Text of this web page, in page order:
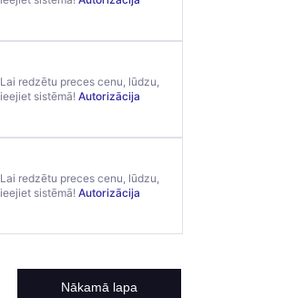
Lai redzētu preces cenu, lūdzu,
ieejiet sistēmā! Autorizācija
Lai redzētu preces cenu, lūdzu,
ieejiet sistēmā! Autorizācija
Nākamā lapa